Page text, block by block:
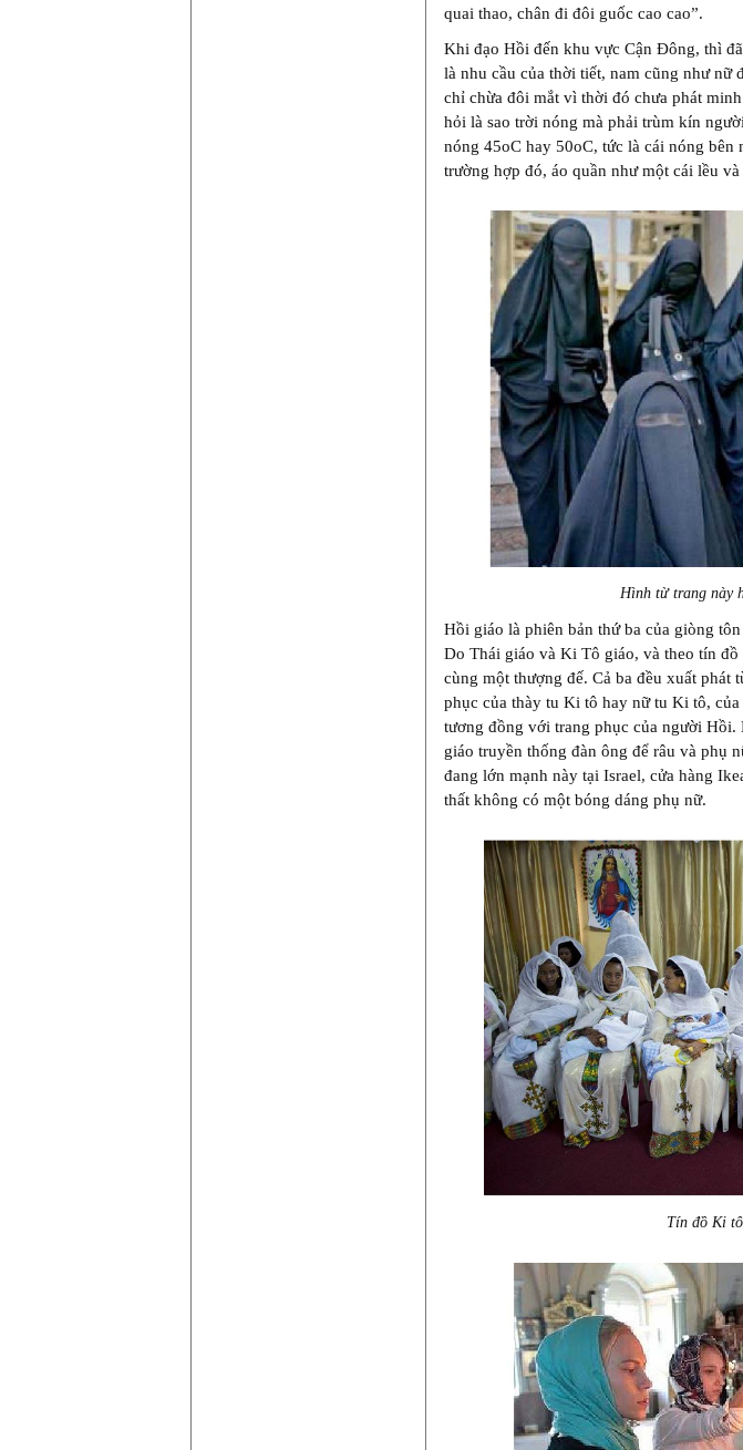
quai thao, chân đi đôi guốc cao cao”.
Khi đạo Hồi đến khu vực Cận Đông, thì
là nhu cầu của thời tiết, nam cũng như nữ
chỉ chừa đôi mắt vì thời đó chưa phát
hỏi là sao trời nóng mà phải trùm kín
nóng 45oC hay 50oC, tức là cái nóng bên
trường hợp đó, áo quần như một cái lều
Hình từ trang này
Hồi giáo là phiên bản thứ ba của giòng
Do Thái giáo và Ki Tô giáo, và theo tín
cùng một thượng đế. Cả ba đều xuất
phục của thày tu Ki tô hay nữ tu Ki tô,
tương đồng với trang phục của người
giáo truyền thống đàn ông để râu và phụ
đang lớn mạnh này tại Israel, cửa hàng
thất không có một bóng dáng phụ nữ.
Tín đồ Ki